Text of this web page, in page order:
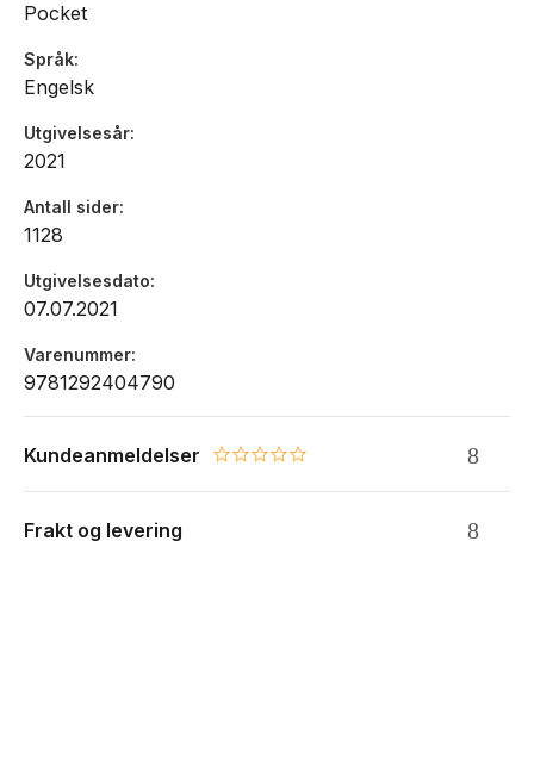
Pocket
Språk
Engelsk
Utgivelsesår
2021
Antall sider
1128
Utgivelsesdato
07.07.2021
Varenummer
9781292404790
Kundeanmeldelser 0.0 star rating
Frakt og levering